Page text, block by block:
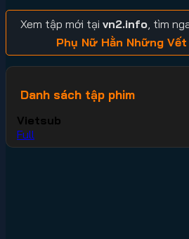
Xem tập mới tại vn2.info, tìm
Phụ Nữ Hằn Những
Danh sách tập phim
Vietsub
Full